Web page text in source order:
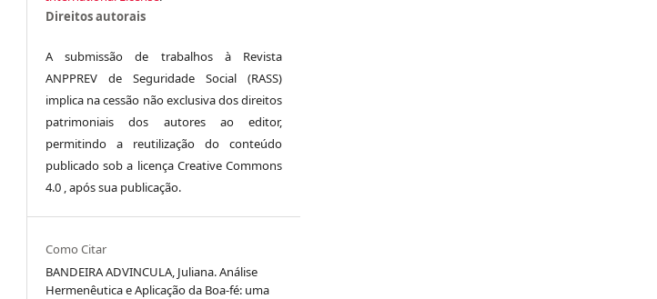
Direitos autorais
A submissão de trabalhos à Revista
ANPPREV de Seguridade Social (RASS)
implica na cessão não exclusiva dos direitos
patrimoniais dos autores ao editor,
permitindo a reutilização do conteúdo
publicado sob a licença Creative Commons
4.0 , após sua publicação.
Como Citar
BANDEIRA ADVINCULA, Juliana. Análise
Hermenêutica e Aplicação da Boa-fé: uma